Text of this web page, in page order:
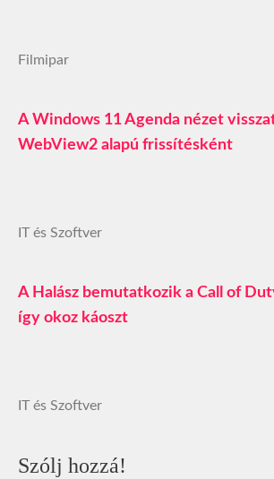
Filmipar
A Windows 11 Agenda nézet
WebView2 alapú frissítésként
IT és Szoftver
A Halász bemutatkozik a Call of
így okoz káoszt
IT és Szoftver
Szólj hozzá!